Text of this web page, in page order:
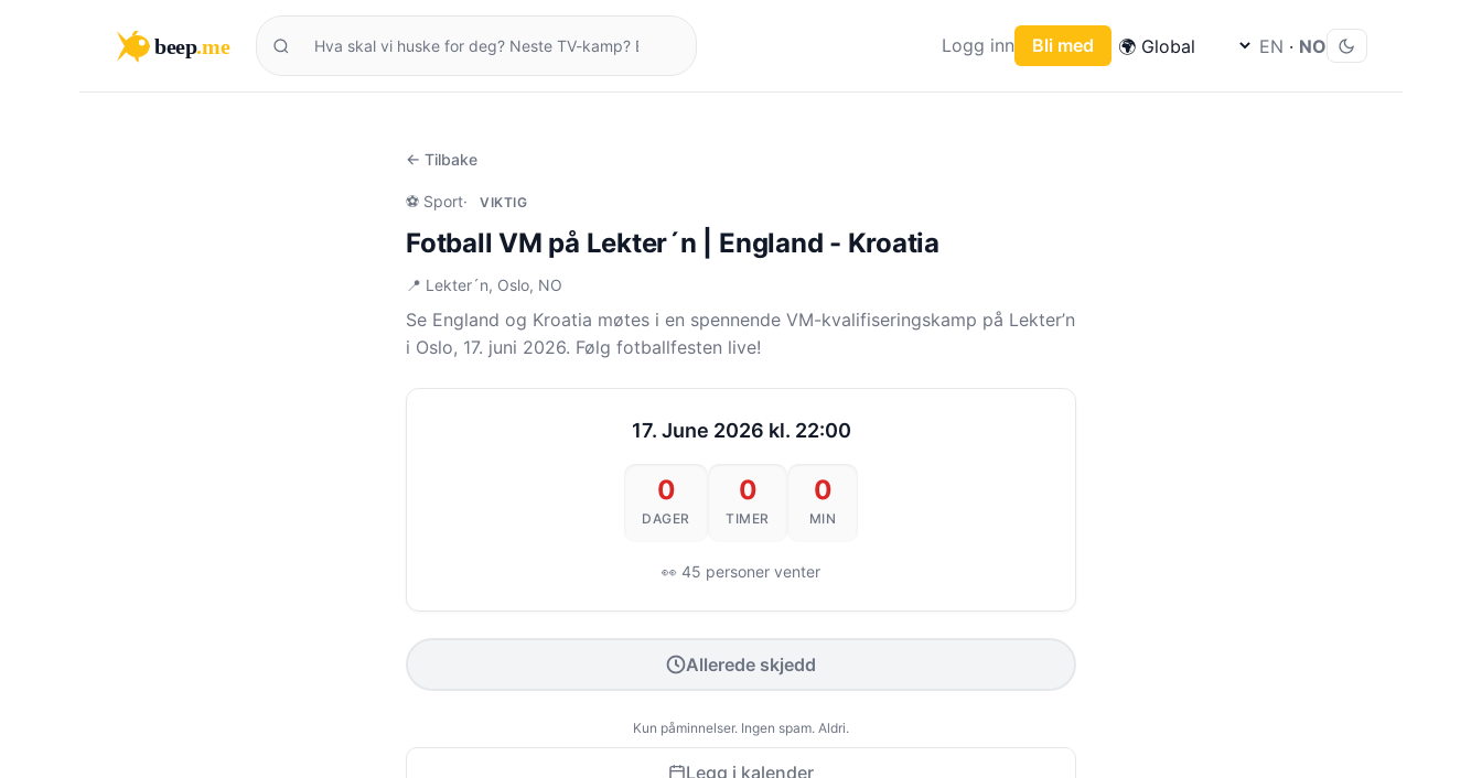
beep.me Logg inn Bli med EN · NO
← Tilbake
⚽ Sport· VIKTIG
Fotball VM på Lekter´n | England - Kroatia
📍 Lekter´n, Oslo, NO
Se England og Kroatia møtes i en spennende VM-kvalifiseringskamp på Lekter’n
i Oslo, 17. juni 2026. Følg fotballfesten live!
17. June 2026 kl. 22:00
0
DAGER
0
TIMER
0
MIN
👀 45 personer venter
Allerede skjedd
Kun påminnelser. Ingen spam. Aldri.
Legg i kalender